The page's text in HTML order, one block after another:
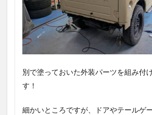
別で塗っておいた外装パーツを組み付
す！
細かいところですが、ドアやテールゲ